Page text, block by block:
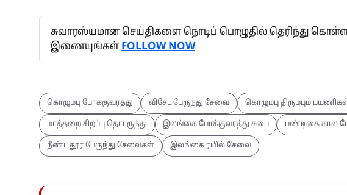
சுவாரஸ்யமான செய்திகளை நொடிப் பொழுதில் தெரிந்து கொள்ள
இணையுங்கள்FOLLOW NOW
கொழும்பு போக்குவரத்து விசேட பேருந்து சேவை கொழும்பு திரும்பும்
மாத்தறை சிறப்பு தொடருந்து இலங்கை போக்குவரத்து சபை பண்டிகை கால
நீண்ட தூர பேருந்து சேவைகள் இலங்கை ரயில் சேவை